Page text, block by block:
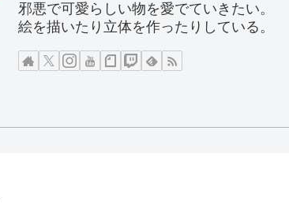
邪悪で可愛らしい物を愛でていきたい。
絵を描いたり立体を作ったりしている。